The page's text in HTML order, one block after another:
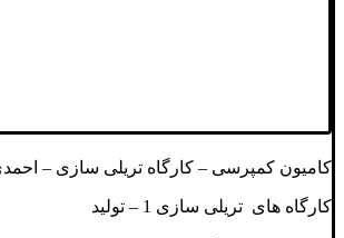
کامیون کمپرسی – کارگاه تریلی سازی –
کارگاه های تریلی سازی 1 – تولید